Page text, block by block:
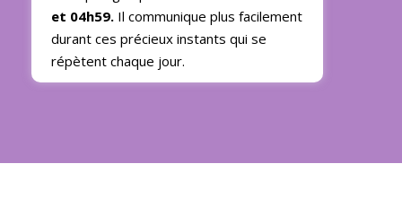
et 04h59. Il communique plus facilement
durant ces précieux instants qui se
répètent chaque jour.